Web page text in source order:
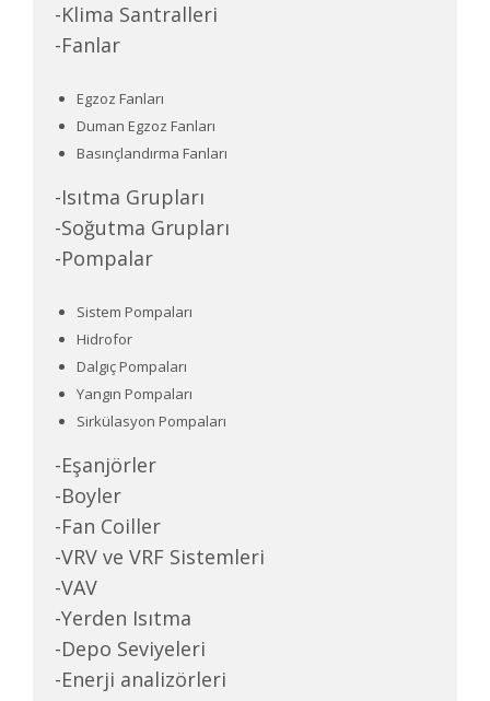
-Klima Santralleri
-Fanlar
Egzoz Fanları
Duman Egzoz Fanları
Basınçlandırma Fanları
-Isıtma Grupları
-Soğutma Grupları
-Pompalar
Sistem Pompaları
Hidrofor
Dalgıç Pompaları
Yangın Pompaları
Sirkülasyon Pompaları
-Eşanjörler
-Boyler
-Fan Coiller
-VRV ve VRF Sistemleri
-VAV
-Yerden Isıtma
-Depo Seviyeleri
-Enerji analizörleri